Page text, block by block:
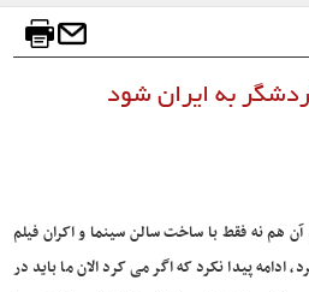
به ایران شود
هم نه فقط با ساخت سالن سینما و اکران فیلم
پیدا نکرد که اگر می کرد الان ما باید در